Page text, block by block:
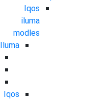
Iqos
iluma
modles
Iluma
Iqos